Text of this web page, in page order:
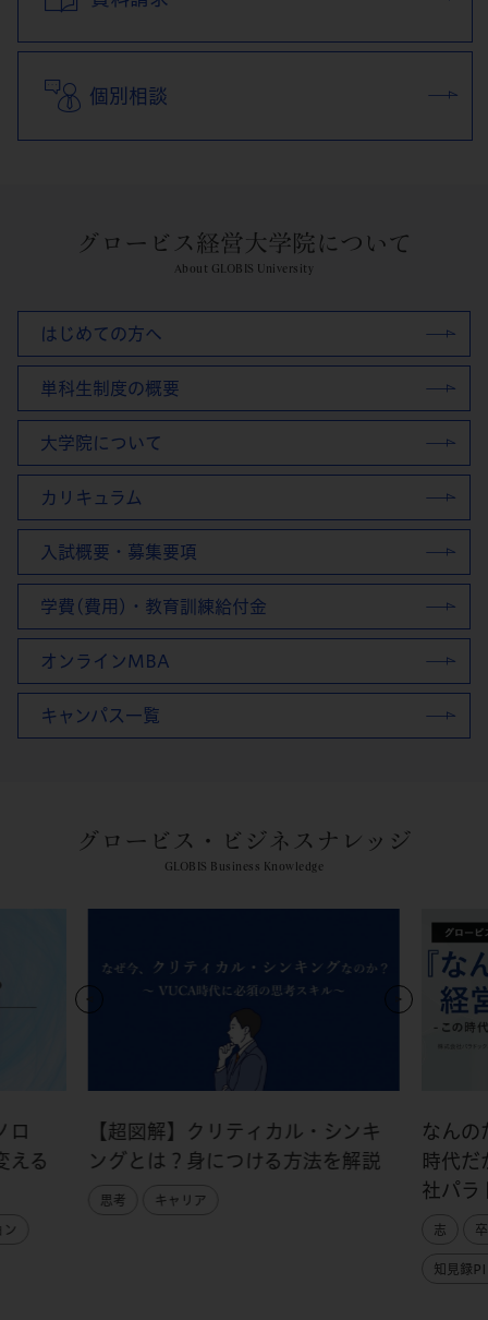
個別相談
グロービス経営大学院について
About GLOBIS University
はじめての方へ
単科生制度の概要
大学院について
カリキュラム
入試概要・募集要項
学費(費用)・教育訓練給付金
オンラインMBA
キャンパス一覧
グロービス・ビジネスナレッジ
GLOBIS Business Knowledge
ロ
える
ン
【超図解】クリティカル・シンキ
ングとは？身につける方法を解説
思考 キャリア
なんの
時代だ
社パラ
志
知見録